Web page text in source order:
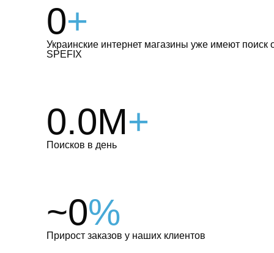
0+
Украинские интернет магазины уже имеют поиск
SPEFIX
0.0M+
Поисков в день
~0%
Прирост заказов у ​​наших клиентов